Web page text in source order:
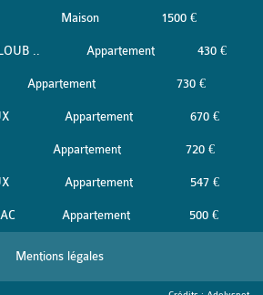
Maison 1500 €
.. Appartement 430 €
Appartement 730 €
Appartement 670 €
Appartement 720 €
Appartement 547 €
Appartement 500 €
Mentions légales